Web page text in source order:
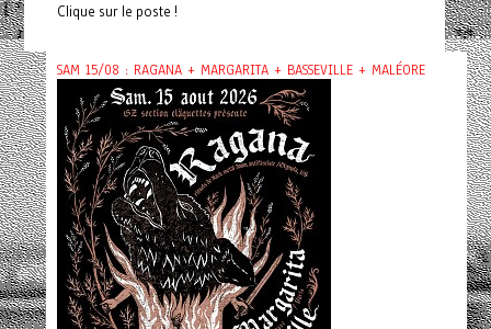
Clique sur le poste !
SAM 15/08 : RAGANA + MARGARITA + BASSEVILLE + MALÉORE